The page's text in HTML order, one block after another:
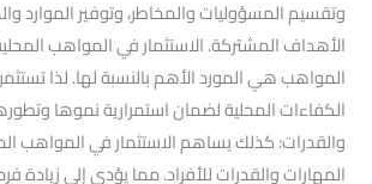
وتقسيم المسؤوليات والمخاطر، وتوفير الموارد
الأهداف المشتركة. الاستثمار في المواهب
المواهب هي المورد الأهم بالنسبة لها. لذا
الكفاءات المحلية لضمان استمرارية نموها
والقدرات: كذلك يساهم الاستثمار في المواهب
المهارات والقدرات للأفراد. مما يؤدي إلى زيادة